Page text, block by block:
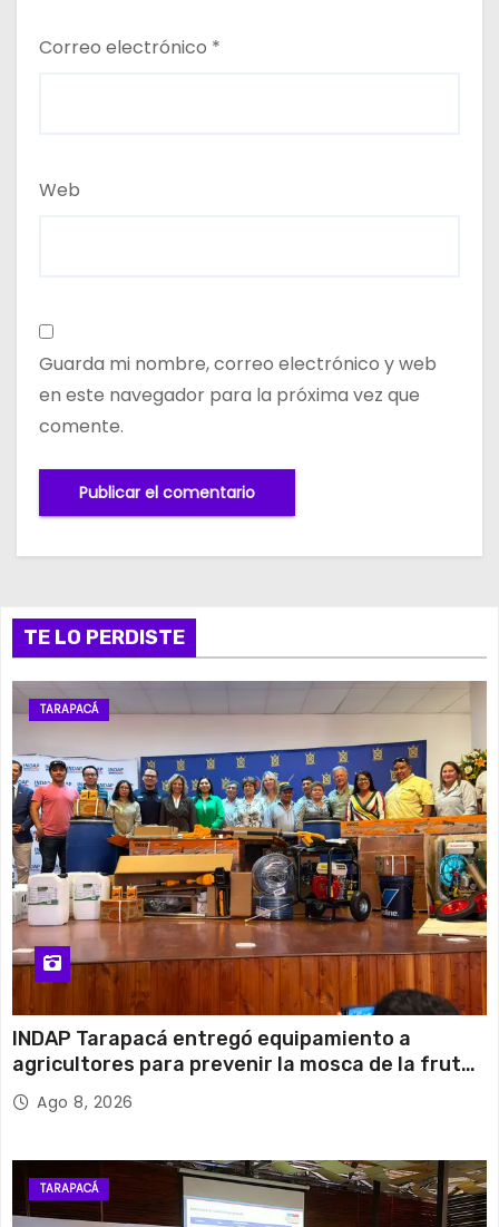
Correo electrónico *
Web
Guarda mi nombre, correo electrónico y web
en este navegador para la próxima vez que
comente.
TE LO PERDISTE
TARAPACÁ
INDAP Tarapacá entregó equipamiento a
agricultores para prevenir la mosca de la fruta
en Pica
Ago 8, 2026
TARAPACÁ